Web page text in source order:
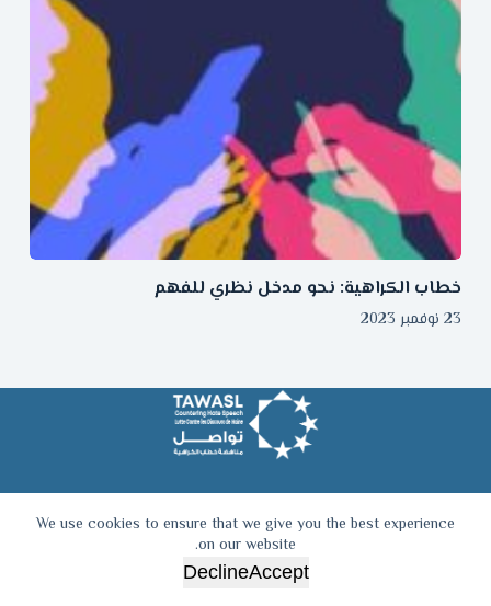
We use cookies to ensure that we give you the best experience
on our website.
Accept
Decline
خطاب الكراهية: نحو مدخل نظري للفهم
23 نوفمبر 2023
© جميع الحقوق محفوظة 2026